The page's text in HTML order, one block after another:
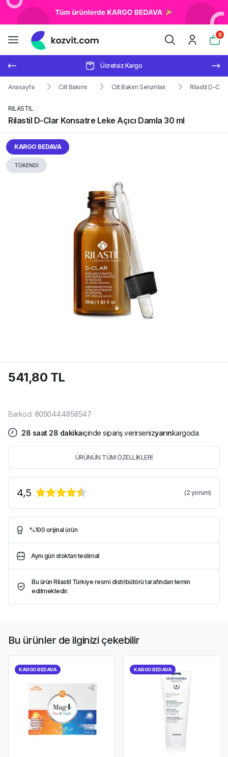
0
Ücretsiz Kargo
Anasayfa Cilt Bakımı Cilt Bakım Serumları Rilastil D-Clar
RILASTIL
Rilastil D-Clar Konsatre Leke Açıcı Damla 30 ml
KARGO BEDAVA
TÜKENDİ
541,80 TL
Barkod: 8050444858547
28 saat 28 dakikaiçinde sipariş verirsenizyarınkargoda
ÜRÜNÜN TÜM ÖZELLİKLERİ
4,5 (2 yorum)
%100 orijinal ürün
Aynı gün stoktan teslimat
Bu ürün Rilastil Türkiye resmi distribütörü tarafından temin
edilmektedir.
Bu ürünler de ilginizi çekebilir
KARGO BEDAVA KARGO BEDAVA